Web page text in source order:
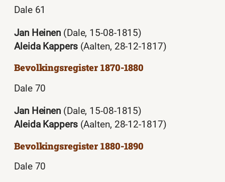
Dale 61
Jan Heinen (Dale, 15-08-1815)
Aleida Kappers(Aalten, 28-12-1817)
Bevolkingsregister 1870-1880
Dale 70
Jan Heinen (Dale, 15-08-1815)
Aleida Kappers(Aalten, 28-12-1817)
Bevolkingsregister 1880-1890
Dale 70